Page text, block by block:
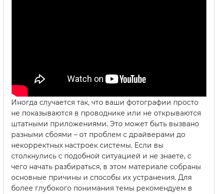
Иногда случается так, что ваши фотографии просто
не показываются в проводнике или не открываются
штатными приложениями. Это может быть вызвано
разными сбоями – от проблем с драйверами до
некорректных настроек системы. Если вы
столкнулись с подобной ситуацией и не знаете, с
чего начать разбираться, в этом материале собраны
основные причины и способы их устранения. Для
более глубокого понимания темы рекомендуем в